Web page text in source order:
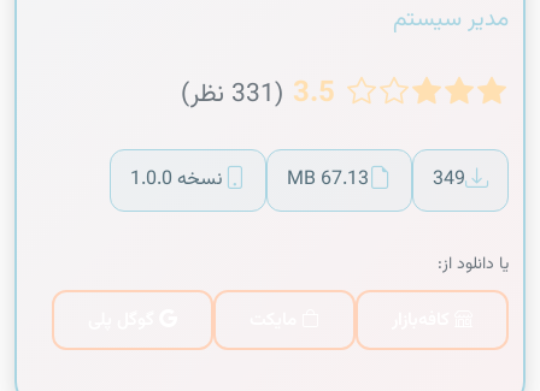
مدیر سیستم
3.5 (331 نظر)
349
67.13 MB نسخه 1.0.0
یا دانلود از: